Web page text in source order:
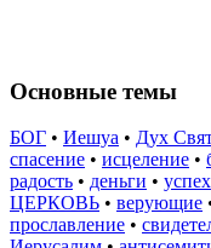
Основные темы
БОГ • Иешуа • Дух
спасение • исцеление •
радость • деньги • успех
ЦЕРКОВЬ • верующие
прославление •